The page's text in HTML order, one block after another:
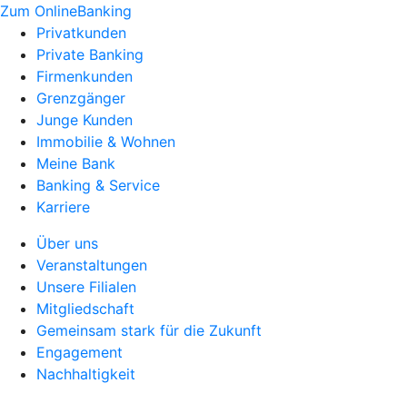
Zum OnlineBanking
Privatkunden
Private Banking
Firmenkunden
Grenzgänger
Junge Kunden
Immobilie & Wohnen
Meine Bank
Banking & Service
Karriere
Über uns
Veranstaltungen
Unsere Filialen
Mitgliedschaft
Gemeinsam stark für die Zukunft
Engagement
Nachhaltigkeit